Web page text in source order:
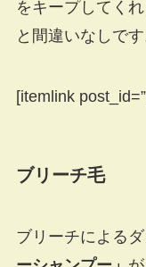
をキープしてく
と間違いなしです
[itemlink
ブリーチ毛
ブリーチによる